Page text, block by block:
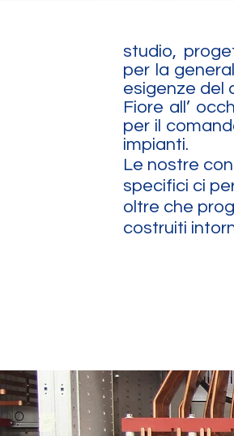
studio,
per la
esigenze del
Fiore all’
per il
impianti.
Le nostre
specifici ci
oltre che
costruiti